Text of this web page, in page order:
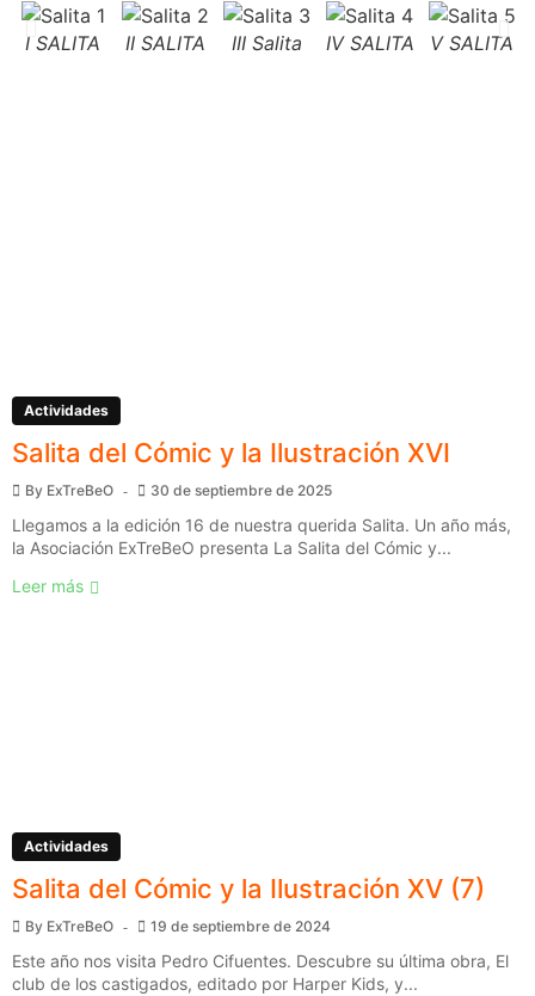
I SALITA II SALITA III Salita IV SALITA V SALITA
Actividades
Salita del Cómic y la Ilustración XVI
By ExTreBeO 30 de septiembre de 2025
Llegamos a la edición 16 de nuestra querida Salita. Un año más,
la Asociación ExTreBeO presenta La Salita del Cómic y...
Leer más
Actividades
Salita del Cómic y la Ilustración XV (7)
By ExTreBeO 19 de septiembre de 2024
Este año nos visita Pedro Cifuentes. Descubre su última obra, El
club de los castigados, editado por Harper Kids, y...